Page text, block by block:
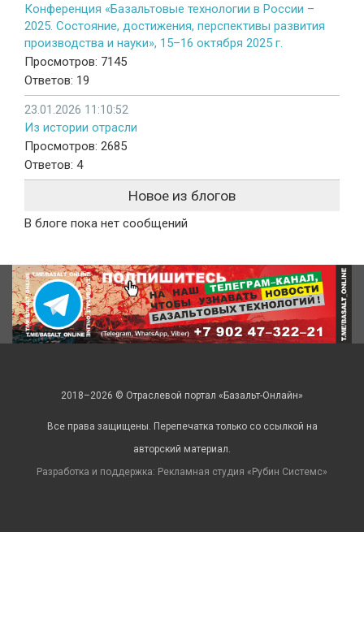
Конференция «Базальтовые технологии в России –
2025. Состояние, достижения, перспективы развития
производства и науки», 15–16 октября 2025 г.
Просмотров: 7145
Ответов: 19
23.01.2026 11:10:52
Из истории отрасли
Просмотров: 2685
Ответов: 4
Новое из блогов
В блоге пока нет сообщений
2018–2026 © Отраслевой портал «Базальт-Онлайн»
Все права защищены. Перепечатка только со ссылкой на
авторский материал.
Разработка и поддержка: Рекламная студия «Рубин Системс»